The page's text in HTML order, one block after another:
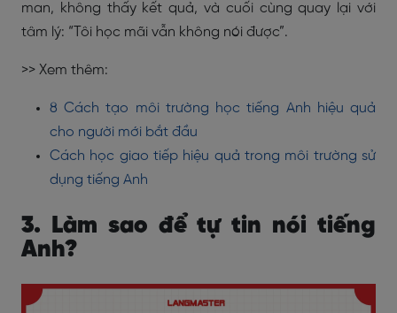
man, không thấy kết quả, và cuối cùng quay lại với
tâm lý: “Tôi học mãi vẫn không nói được”.
>> Xem thêm:
8 Cách tạo môi trường học tiếng Anh hiệu quả
cho người mới bắt đầu
Cách học giao tiếp hiệu quả trong môi trường sử
dụng tiếng Anh
3. Làm sao để tự tin nói tiếng
Anh?